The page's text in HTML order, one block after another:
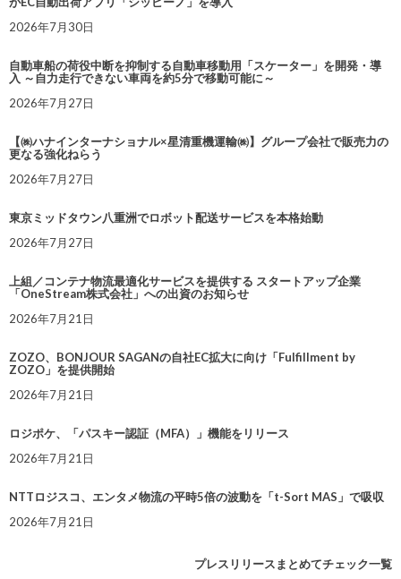
2026年7月30日
自動車船の荷役中断を抑制する自動車移動用「スケーター」を開発・導
入 ～自力走行できない車両を約5分で移動可能に～
2026年7月27日
【㈱ハナインターナショナル×星清重機運輸㈱】グループ会社で販売力の
更なる強化ねらう
2026年7月27日
東京ミッドタウン八重洲でロボット配送サービスを本格始動
2026年7月27日
上組／コンテナ物流最適化サービスを提供する スタートアップ企業
「OneStream株式会社」への出資のお知らせ
2026年7月21日
ZOZO、BONJOUR SAGANの自社EC拡大に向け「Fulfillment by
ZOZO」を提供開始
2026年7月21日
ロジポケ、「パスキー認証（MFA）」機能をリリース
2026年7月21日
NTTロジスコ、エンタメ物流の平時5倍の波動を「t-Sort MAS」で吸収
2026年7月21日
プレスリリースまとめてチェック一覧